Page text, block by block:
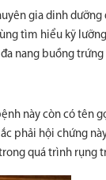
gia dinh dưỡng
tìm hiểu kỹ
nang buồng
này còn có tên
phải hội chứng
quá trình rụng